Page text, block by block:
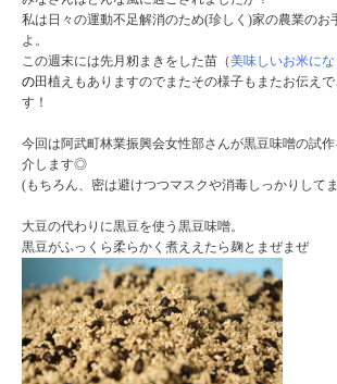
私は日々の運動不足解消のため(珍しく)家の農業のお
よ。
この週末には先月籾まきをした苗（美味しいお米に
の田植えもありますのでまたその様子もまたお伝え
す！
今回は阿武町林業振興会女性部さんが黒豆味噌の試
介します◎
(もちろん、密は避けつつマスクや消毒しっかりして
大豆の代わりに黒豆を使う黒豆味噌。
黒豆がふっくら柔らかく煮ええたら麹とまぜまぜ